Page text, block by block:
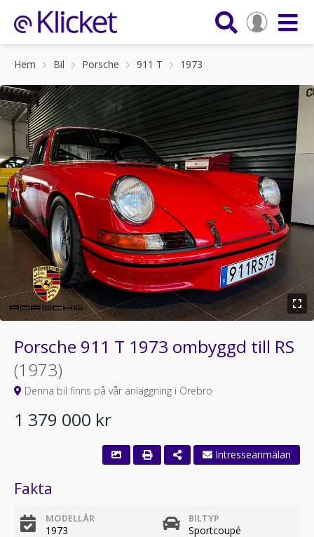
Hem Bil Porsche 911 T 1973
Porsche 911 T 1973 ombyggd till RS
(1973)
Denna bil finns på vår anläggning i Örebro
1 379 000 kr
Fakta
MODELLÅR
1973
BILTYP
Sportcoupé